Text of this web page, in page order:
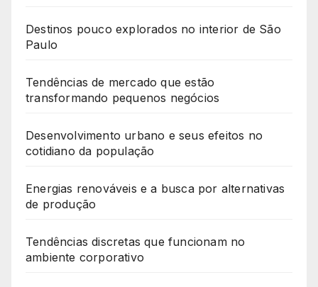
Destinos pouco explorados no interior de São
Paulo
Tendências de mercado que estão
transformando pequenos negócios
Desenvolvimento urbano e seus efeitos no
cotidiano da população
Energias renováveis e a busca por alternativas
de produção
Tendências discretas que funcionam no
ambiente corporativo